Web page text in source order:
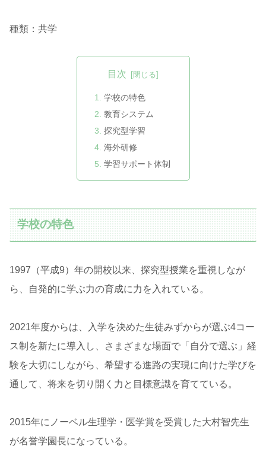
種類：共学
目次
学校の特色
教育システム
探究型学習
海外研修
学習サポート体制
学校の特色
1997（平成9）年の開校以来、探究型授業を重視しなが
ら、自発的に学ぶ力の育成に力を入れている。
2021年度からは、入学を決めた生徒みずからが選ぶ4コー
ス制を新たに導入し、さまざまな場面で「自分で選ぶ」経
験を大切にしながら、希望する進路の実現に向けた学びを
通して、将来を切り開く力と目標意識を育てている。
2015年にノーベル生理学・医学賞を受賞した大村智先生
が名誉学園長になっている。